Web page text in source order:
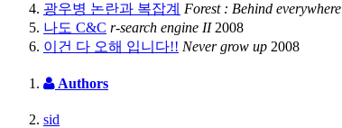
광우병 논란과 복잡계 Forest : Behind everywhere
나도 C&C r-search engine II 2008
이건 다 오해 입니다!! Never grow up 2008
Authors
sid